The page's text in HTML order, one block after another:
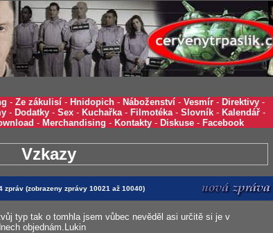
- Ze zákulisí - Hnidopich - Náboženství - Vesmír - Direktivy -
- Dodatky - Sex - Kuchařka- Filmotéka- Slovník - Kalendář -
- Merchandising - Kontakty - Diskuse - Facebook
Vzkazy
zpráv (zobrazeny zprávy 10021 až 10040)
typ tak o tomhla jsem vůbec nevěděl asi určitě si je v
objednám.Lukin